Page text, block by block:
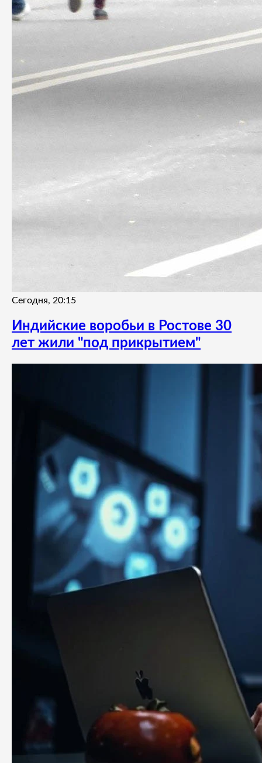
Сегодня, 20:15
Индийские воробьи в Ростове 30
лет жили "под прикрытием"